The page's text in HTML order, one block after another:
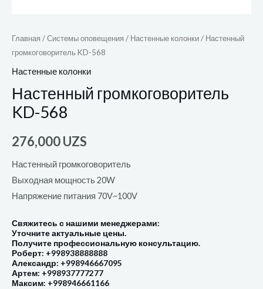
Главная /Системы оповещения / Настенные колонки/ Настенный
громкоговоритель KD-568
Настенные колонки
Настенный громкоговоритель
KD-568
276,000UZS
Настенный громкоговоритель
Выходная мощность 20W
Напряжение питания 70V~100V
Свяжитесь с нашими менеджерами:
Уточните актуальные цены.
Получите профессиональную консультацию.
Роберт: +998938888888
Александр: +998946667095
Артем: +998937777277
Максим: +998946661166